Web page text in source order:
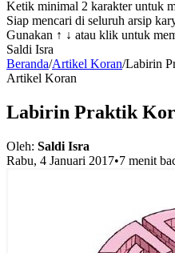
Ketik minimal 2 karakter untuk
Siap mencari di seluruh arsip
Gunakan ↑ ↓ atau klik untuk
Saldi Isra
Beranda/Artikel Koran/Labirin
Artikel Koran
Labirin Praktik
Oleh: Saldi Isra
Rabu, 4 Januari 2017•7 menit